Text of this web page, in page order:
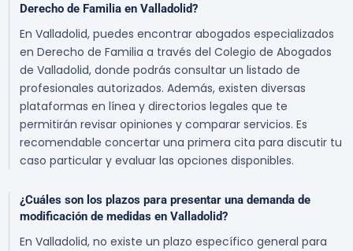
Derecho de Familia en Valladolid?
En Valladolid, puedes encontrar abogados especializados
en Derecho de Familia a través del Colegio de Abogados
de Valladolid, donde podrás consultar un listado de
profesionales autorizados. Además, existen diversas
plataformas en línea y directorios legales que te
permitirán revisar opiniones y comparar servicios. Es
recomendable concertar una primera cita para discutir tu
caso particular y evaluar las opciones disponibles.
¿Cuáles son los plazos para presentar una demanda de
modificación de medidas en Valladolid?
En Valladolid, no existe un plazo específico general para